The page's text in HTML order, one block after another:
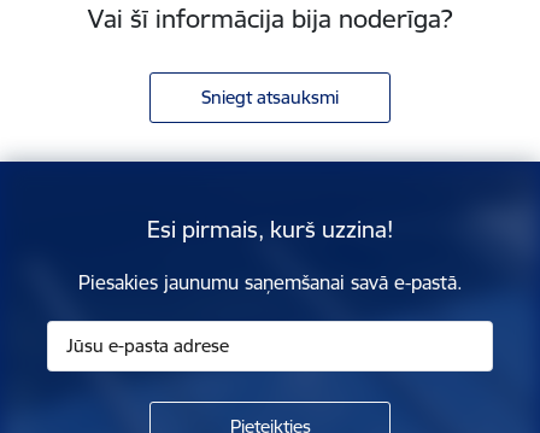
Vai šī informācija bija noderīga?
Sniegt atsauksmi
Esi pirmais, kurš uzzina!
Piesakies jaunumu saņemšanai savā e-pastā.